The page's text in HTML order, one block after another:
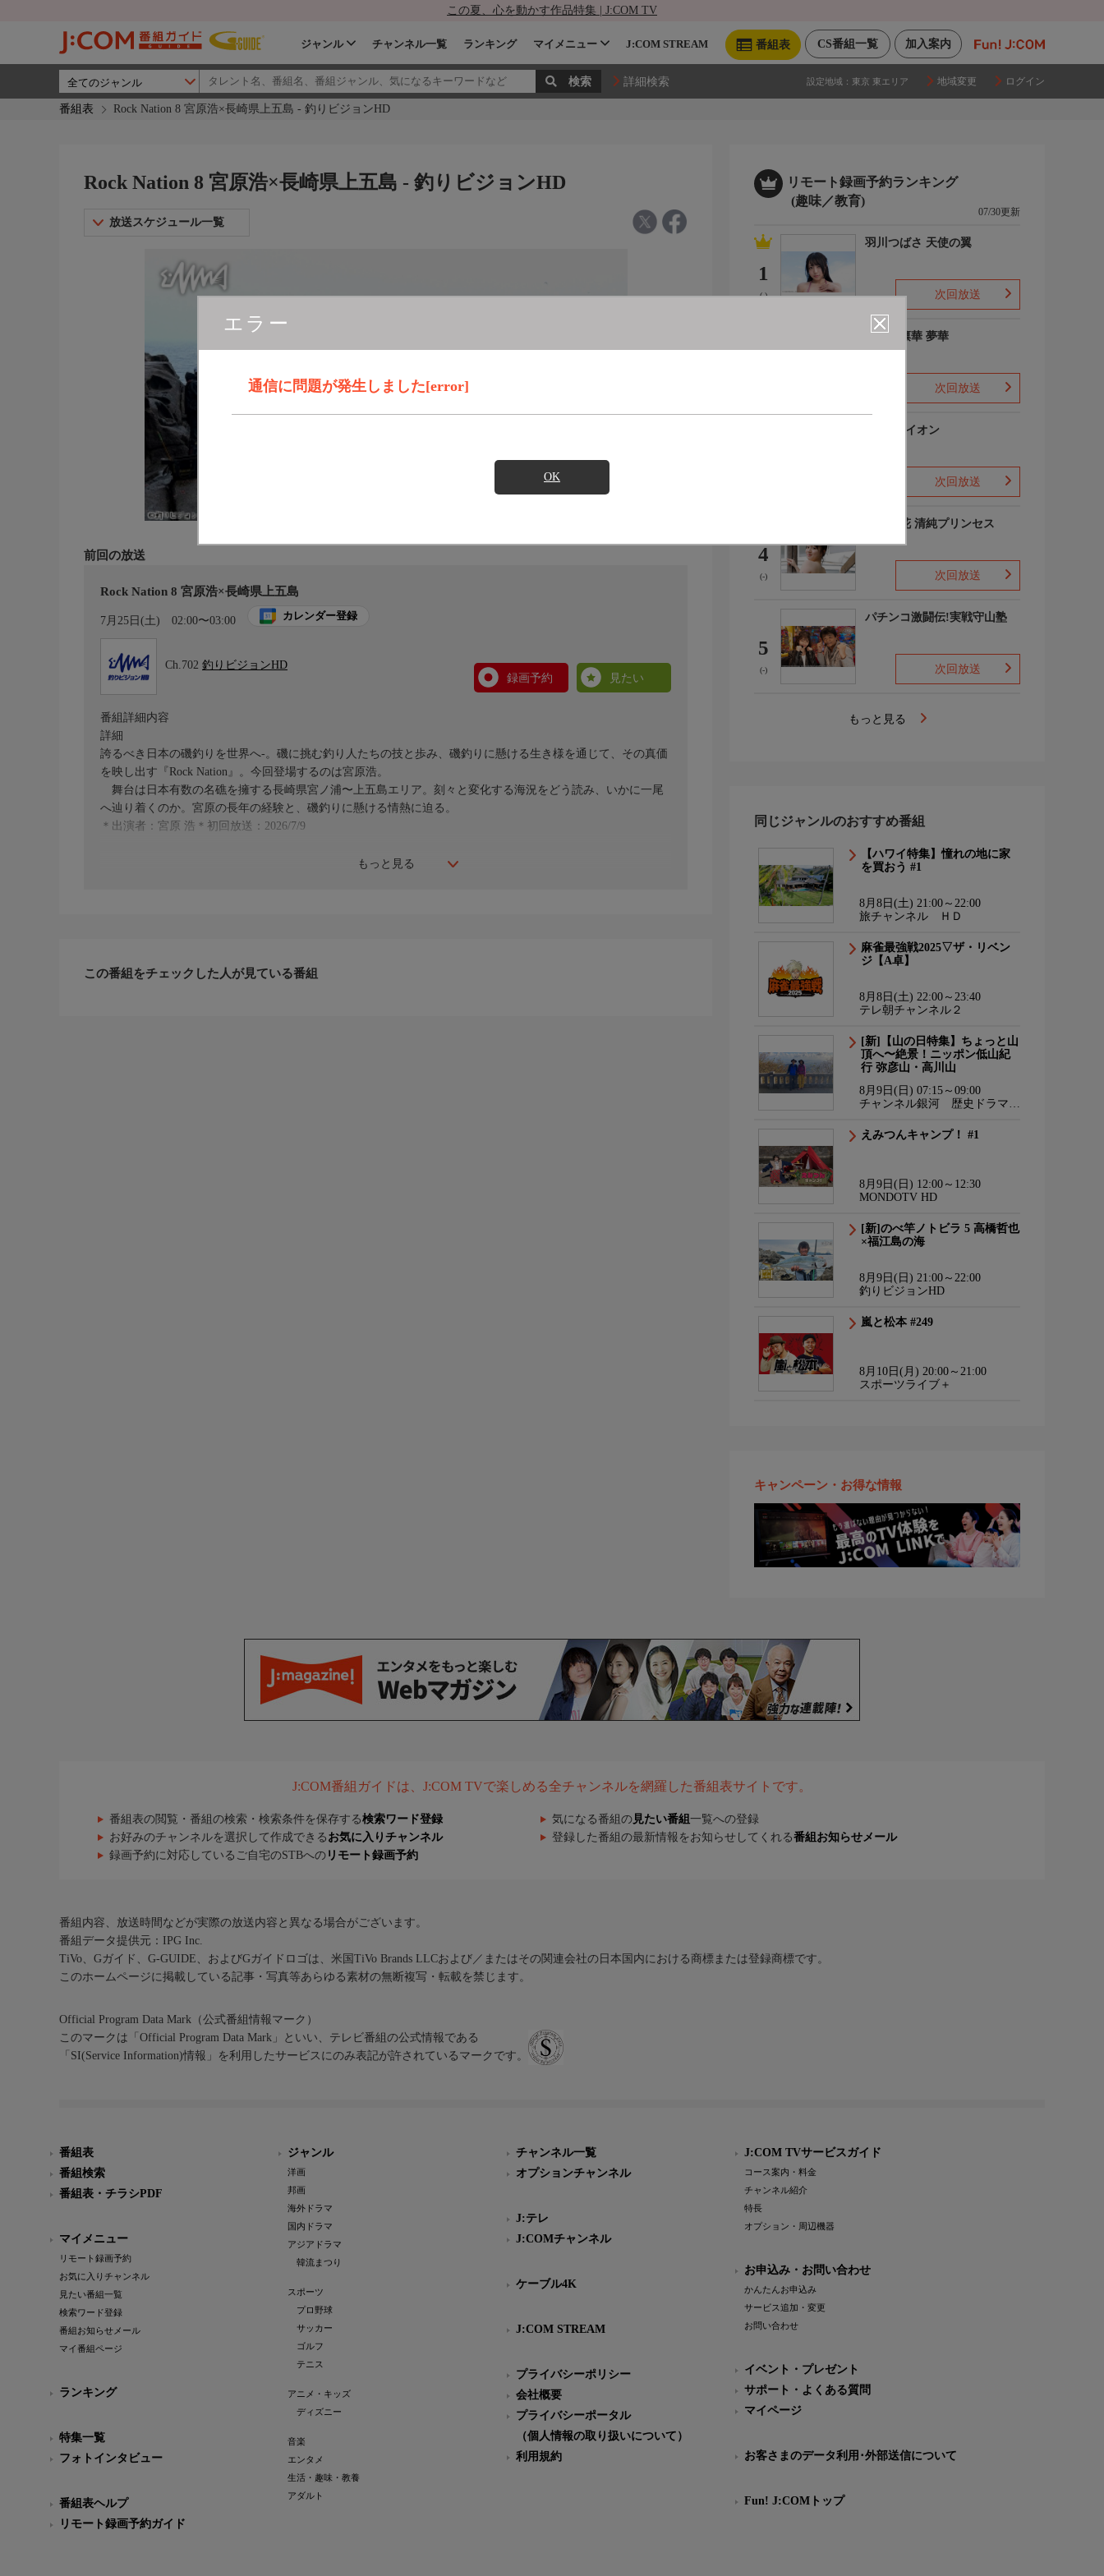
この夏、心を動かす作品特集 | J:COM TV
加入案内
CS番組一覧
番組表
ジャンル チャンネル一覧 ランキング マイメニュー J:COM STREAM
詳細検索 設定地域： 東京 東エリア 地域変更 ログイン
番組表 Rock Nation 8 宮原浩×長崎県上五島 - 釣りビジョンHD
エラー
通信に問題が発生しました[error]
OK
Rock Nation 8 宮原浩×長崎県上五島 - 釣りビジョンHD
放送スケジュール一覧
前回の放送
Rock Nation 8 宮原浩×長崎県上五島
7月25日(土) 02:00〜03:00 カレンダー登録
Ch.702 釣りビジョンHD
録画予約
見たい
もっと見る
番組詳細内容
詳細
誇るべき日本の磯釣りを世界へ‐。磯に挑む釣り人たちの技と歩み、磯釣りに懸ける生き様を通じて、その真価
を映し出す『Rock Nation』。今回登場するのは宮原浩。
舞台は日本有数の名礁を擁する長崎県宮ノ浦〜上五島エリア。刻々と変化する海況をどう読み、いかに一尾
へ辿り着くのか。宮原の長年の経験と、磯釣りに懸ける情熱に迫る。
＊出演者：宮原 浩＊初回放送：2026/7/9
この番組をチェックした人が見ている番組
リモート録画予約ランキング
(趣味／教育)
07/30更新
1
(-)
羽川つばさ 天使の翼
次回放送
ゆめの凛華 夢華
次回放送
3月のライオン
次回放送
4
(-)
吉田優花 清純プリンセス
次回放送
5
(-)
パチンコ激闘伝!実戦守山塾
次回放送
もっと見る
同じジャンルのおすすめ番組
【ハワイ特集】憧れの地に家
を買おう #1
8月8日(土) 21:00～22:00
旅チャンネル ＨＤ
麻雀最強戦2025▽ザ・リベン
ジ【A卓】
8月8日(土) 22:00～23:40
テレ朝チャンネル２
[新]【山の日特集】ちょっと山
頂へ〜絶景！ニッポン低山紀
行 弥彦山・高川山
8月9日(日) 07:15～09:00
チャンネル銀河 歴史ドラマ・
えみつんキャンプ！ #1
8月9日(日) 12:00～12:30
MONDOTV HD
[新]のべ竿ノトビラ 5 高橋哲也
×福江島の海
8月9日(日) 21:00～22:00
釣りビジョンHD
嵐と松本 #249
8月10日(月) 20:00～21:00
スポーツライブ＋
キャンペーン・お得な情報
J:COM番組ガイドは、J:COM TVで楽しめる全チャンネルを網羅した番組表サイトです。
番組表の閲覧・番組の検索・検索条件を保存する検索ワード登録 気になる番組の 見たい番組 一覧への登録
お好みのチャンネルを選択して作成できる お気に入りチャンネル 登録した番組の最新情報をお知らせしてくれる番組お知らせメール
録画予約に対応しているご自宅のSTBへの リモート録画予約
番組内容、放送時間などが実際の放送内容と異なる場合がございます。
番組データ提供元：IPG Inc.
TiVo、Gガイド、G-GUIDE、およびGガイドロゴは、米国TiVo Brands LLCおよび／またはその関連会社の日本国内における商標または登録商標です。
このホームページに掲載している記事・写真等あらゆる素材の無断複写・転載を禁じます。
Official Program Data Mark（公式番組情報マーク）
このマークは「Official Program Data Mark」といい、テレビ番組の公式情報である
「SI(Service Information)情報」を利用したサービスにのみ表記が許されているマークです。
番組表
番組検索
番組表・チラシPDF
マイメニュー
リモート録画予約
お気に入りチャンネル
見たい番組一覧
検索ワード登録
番組お知らせメール
マイ番組ページ
ランキング
特集一覧
フォトインタビュー
番組表ヘルプ
リモート録画予約ガイド
ジャンル
洋画
邦画
海外ドラマ
国内ドラマ
アジアドラマ
韓流まつり
スポーツ
プロ野球
サッカー
ゴルフ
テニス
アニメ・キッズ
ディズニー
音楽
エンタメ
生活・趣味・教養
アダルト
チャンネル一覧
オプションチャンネル
J:テレ
J:COMチャンネル
ケーブル4K
J:COM STREAM
プライバシーポリシー
会社概要
プライバシーポータル
（個人情報の取り扱いについて）
利用規約
J:COM TVサービスガイド
コース案内・料金
チャンネル紹介
特長
オプション・周辺機器
お申込み・お問い合わせ
かんたんお申込み
サービス追加・変更
お問い合わせ
イベント・プレゼント
サポート・よくある質問
マイページ
お客さまのデータ利用･外部送信について
Fun! J:COMトップ